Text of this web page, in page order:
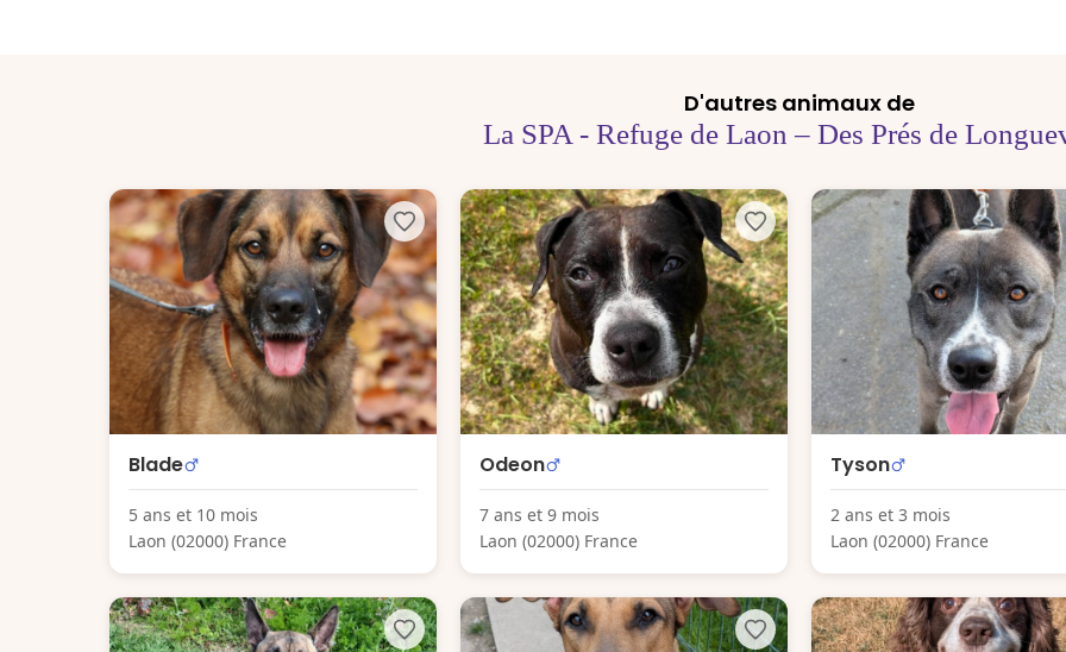
D'autres animaux de
La SPA - Refuge de Laon – Des Prés de
Blade
5 ans et 10 mois
Laon (02000) France
Odeon
7 ans et 9 mois
Laon (02000) France
Tyson
2 ans et 3 mois
Laon (02000) France